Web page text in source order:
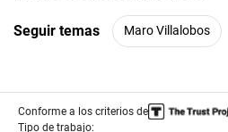
Seguir temas Maro Villalobos
Conforme a los criterios de
Tipo de trabajo: